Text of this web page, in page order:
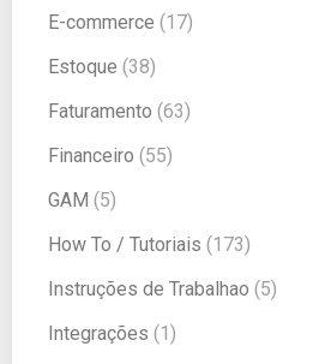
E-commerce (17)
Estoque (38)
Faturamento (63)
Financeiro (55)
GAM (5)
How To / Tutoriais (173)
Instruções de Trabalhao (5)
Integrações (1)